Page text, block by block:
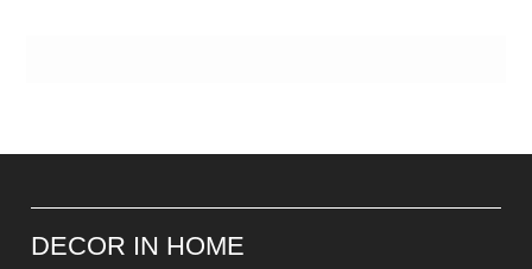
DECOR IN HOME